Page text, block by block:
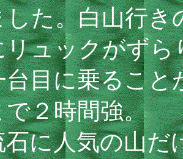
した。白山行き
リュックがず
台目に乗ること
で２時間強。
に人気の山だ